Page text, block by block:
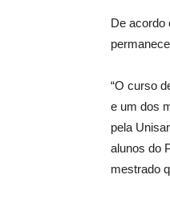
De acordo
“O curso
e um dos
pela
alunos do
mestrado